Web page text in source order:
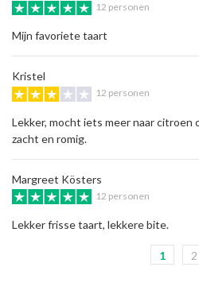
12 personen
Mijn favoriete taart
Kristel
12 personen
Lekker, mocht iets meer naar citroen
zacht en romig.
Margreet Kösters
12 personen
Lekker frisse taart, lekkere bite.
1 2